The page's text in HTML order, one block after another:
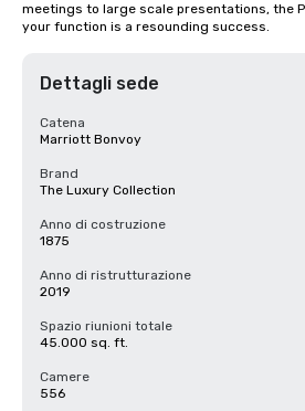
meetings to large scale presentations, the
your function is a resounding success.
Dettagli sede
Catena
Marriott Bonvoy
Brand
The Luxury Collection
Anno di costruzione
1875
Anno di ristrutturazione
2019
Spazio riunioni totale
45.000 sq. ft.
Camere
556